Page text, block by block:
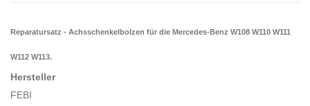
Reparatursatz - Achsschenkelbolzen für die Mercedes-Benz W108 W110 W111
W112 W113.
Hersteller
FEBI